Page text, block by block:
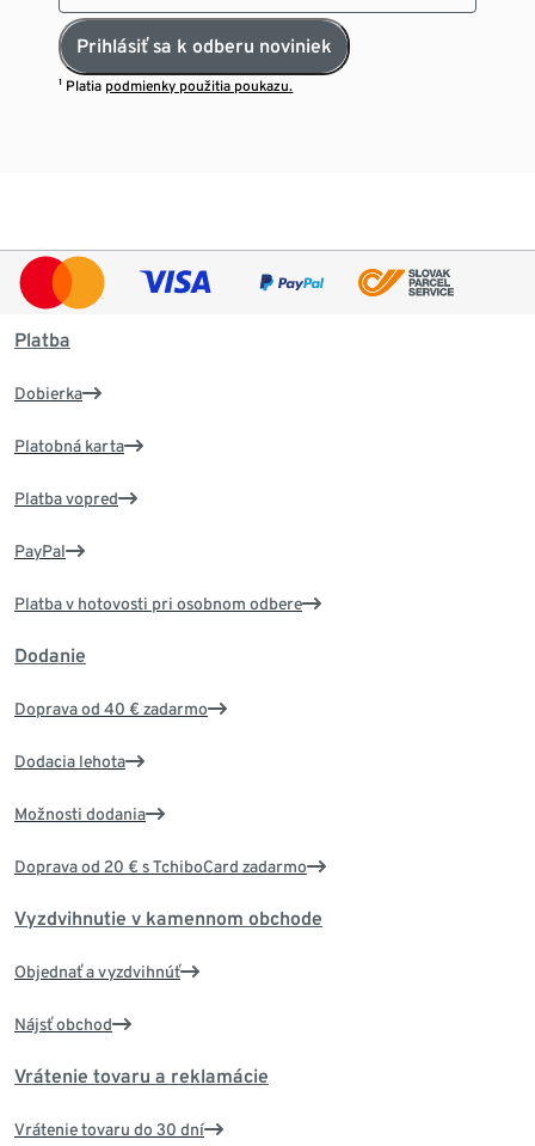
Prihlásiť sa k odberu noviniek
¹ Platia podmienky použitia poukazu.
Platba
Dobierka
Platobná karta
Platba vopred
PayPal
Platba v hotovosti pri osobnom odbere
Dodanie
Doprava od 40 € zadarmo
Dodacia lehota
Možnosti dodania
Doprava od 20 € s TchiboCard zadarmo
Vyzdvihnutie v kamennom obchode
Objednať a vyzdvihnúť
Nájsť obchod
Vrátenie tovaru a reklamácie
Vrátenie tovaru do 30 dní